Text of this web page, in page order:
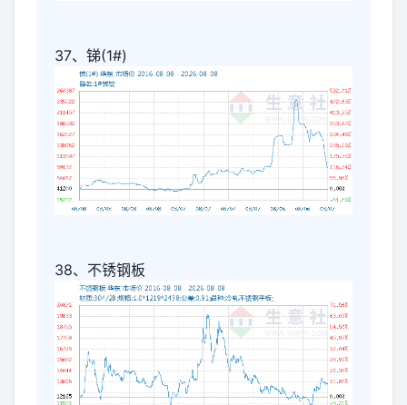
37、锑(1#)
38、不锈钢板